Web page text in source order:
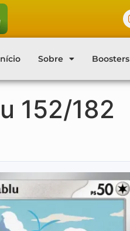
Sobre Boosters
152/182